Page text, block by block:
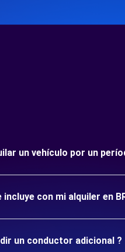
un vehículo por un
con mi alquiler en
un conductor adicional ?